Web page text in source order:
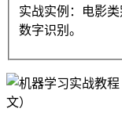
实战实例：电影
数字识别。